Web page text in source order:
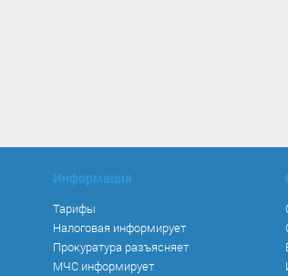
Информация
Тарифы
Налоговая информирует
Прокуратура разъясняет
МЧС информирует